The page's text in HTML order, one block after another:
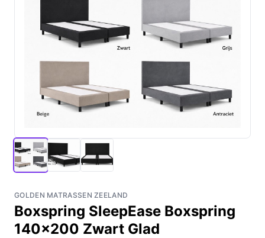
GOLDEN MATRASSEN ZEELAND
Boxspring SleepEase Boxspring
140x200 Zwart Glad